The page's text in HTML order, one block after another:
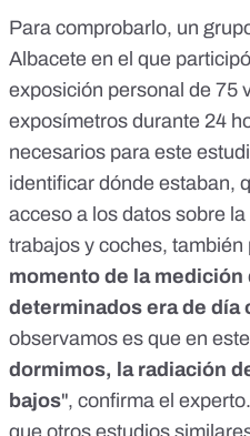
Para comprobarlo, un
Albacete en el que
exposición personal de 75
exposímetros durante 24
necesarios para este
identificar dónde estaban,
acceso a los datos sobre
trabajos y coches, también
momento de la
determinados era de día
observamos es que en
dormimos, la radiación
bajos", confirma el